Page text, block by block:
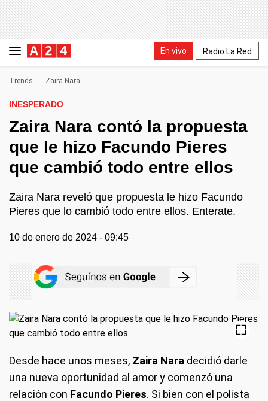
En vivo Radio La Red
Trends Zaira Nara
INESPERADO
Zaira Nara contó la propuesta
que le hizo Facundo Pieres
que cambió todo entre ellos
Zaira Nara reveló que propuesta le hizo Facundo
Pieres que lo cambió todo entre ellos. Enterate.
10 de enero de 2024 - 09:45
Desde hace unos meses, Zaira Nara decidió darle
una nueva oportunidad al amor y comenzó una
relación con Facundo Pieres. Si bien con el polista